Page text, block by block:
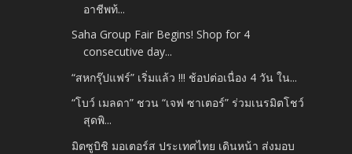
อาชีพท้...
Saha Group Fair Begins! Shop for 4
consecutive day...
“สหกรุ๊ปแฟร์” เริ่มแล้ว !!! ช้อปต่อเนื่อง 4 วัน ใน...
“โบว์ เมลดา” ชวน “เจฟ ซาเตอร์” ร่วมเนรมิตโชว์
สุดพิ...
มิตซูบิชิ มอเตอร์ส ประเทศไทย เดินหน้า ส่งมอบ